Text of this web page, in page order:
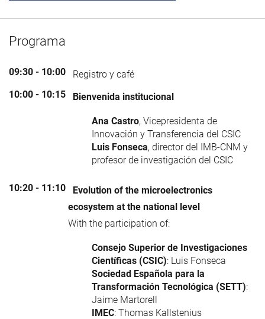
Programa
09:30 - 10:00
Registro y café
10:00 - 10:15
Bienvenida institucional
Ana Castro, Vicepresidenta de
Innovación y Transferencia del CSIC
Luis Fonseca, director del IMB-CNM y
profesor de investigación del CSIC
10:20 - 11:10
Evolution of the microelectronics
ecosystem at the national level
With the participation of:
Consejo Superior de Investigaciones
Científicas (CSIC): Luis Fonseca
Sociedad Española para la
Transformación Tecnológica (SETT):
Jaime Martorell
IMEC: Thomas Kallstenius